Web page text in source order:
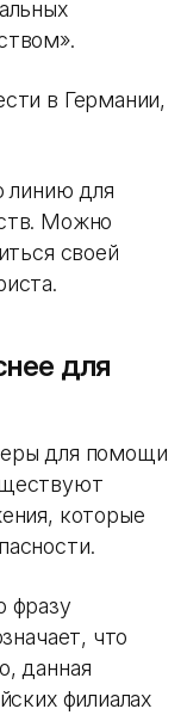
в Германии,
линию для
Можно
своей
для
для помощи
которые
фразу
что
данная
филиалах